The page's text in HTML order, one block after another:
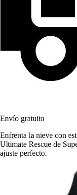
Envío gratuito
Enfrenta la nieve con
Ultimate Rescue de
ajuste perfecto.